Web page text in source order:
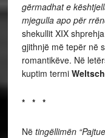
gërmadhat e
mjegulla apo për
shekullit XIX shprehja
gjithnjë më tepër në
romantikëve. Në
kuptim termi
* * *
Në tingëllimën